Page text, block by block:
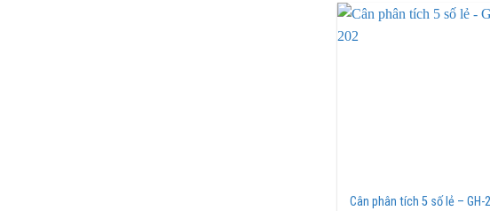
Cân phân tích 5 số lẻ – GH-